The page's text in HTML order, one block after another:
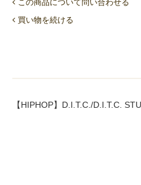
この商品について問い合わせる
買い物を続ける
【HIPHOP】D.I.T.C./D.I.T.C.